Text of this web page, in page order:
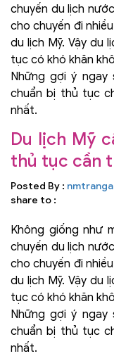
chuyến du lịch
cho chuyến đi
du lịch Mỹ. Vậy du
tục có khó khăn
Những gợi ý ngay
chuẩn bị thủ tục
nhất.
Du lịch Mỹ
thủ tục cần
Posted By :
share to :
Không giống như
chuyến du lịch
cho chuyến đi
du lịch Mỹ. Vậy du
tục có khó khăn
Những gợi ý ngay
chuẩn bị thủ tục
nhất.